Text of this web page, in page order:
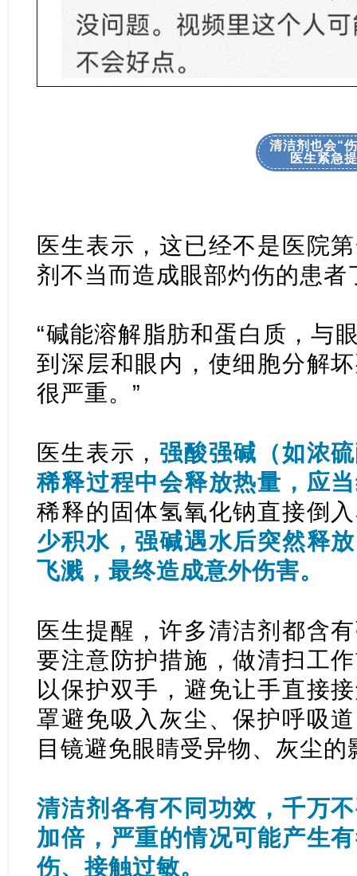
清洁剂也会“
医生紧急
医生表示，这已经不是医院
剂不当而造成眼部灼伤的患者
“碱能溶解脂肪和蛋白质，与
到深层和眼内，使细胞分解
很严重。”
医生表示，强酸强碱（如浓
稀释过程中会释放热量，应
稀释的固体氢氧化钠直接倒
少积水，强碱遇水后突然释
飞溅，最终造成意外伤害。
医生提醒，许多清洁剂都含
要注意防护措施，做清扫工
以保护双手，避免让手直接
罩避免吸入灰尘、保护呼吸
目镜避免眼睛受异物、灰尘的
清洁剂各有不同功效，千万
加倍，严重的情况可能产生
伤、接触过敏。